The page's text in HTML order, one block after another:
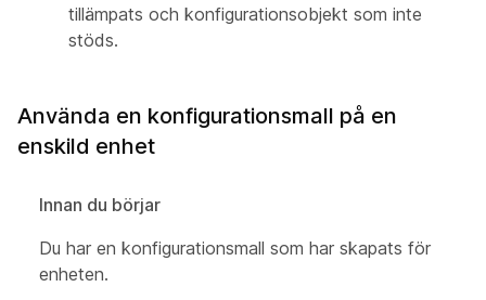
tillämpats och konfigurationsobjekt som inte
stöds.
Använda en konfigurationsmall på en
enskild enhet
Innan du börjar
Du har en konfigurationsmall som har skapats för
enheten.